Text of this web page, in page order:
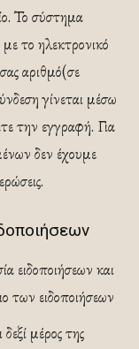
Το σύστημα
με το ηλεκτρονικό
αριθμό(σε
γίνεται μέσω
την εγγραφή. Για
δεν έχουμε
ειδοποιήσεων και
των ειδοποιήσεων
μέρος της